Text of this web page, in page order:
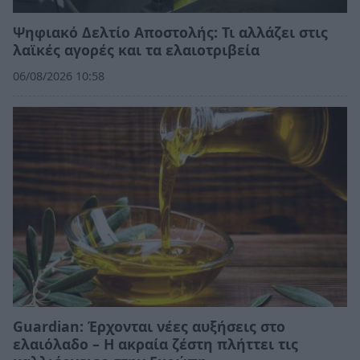
Ψηφιακό Δελτίο Αποστολής: Τι αλλάζει στις
λαϊκές αγορές και τα ελαιοτριβεία
06/08/2026 10:58
Guardian: Έρχονται νέες αυξήσεις στο
ελαιόλαδο – Η ακραία ζέστη πλήττει τις